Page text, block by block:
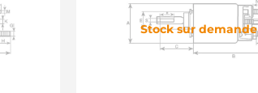
Stock sur demande